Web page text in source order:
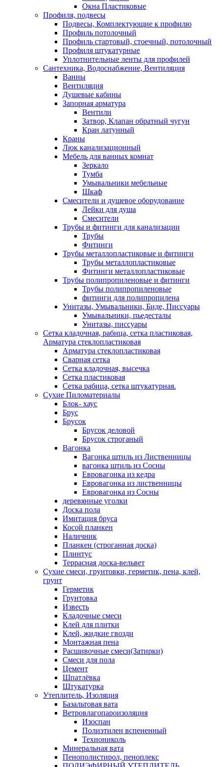
Окна Пластиковые
Профиля, подвесы
Подвесы, Комплектующие к профилю
Профиль потолочный
Профиль стартовый, стоечный, потолочный
Профиля штукатурные
Уплотнительные ленты для профилей
Сантехника, Водоснабжение, Вентиляция
Ванны
Вентиляция
Душевые кабины
Запорная арматура
Вентили
Затвор, Клапан обратный чугун
Кран латунный
Краны
Люк канализационный
Мебель для ванных комнат
Зеркало
Тумба
Умывальники мебельные
Шкаф
Смесители и душевое оборудование
Лейки для душа
Смесители
Трубы и фитинги для канализации
Трубы
Фитинги
Трубы металлопластиковые и фитинги
Трубы металлопластиковые
Фитинги металлопластиковые
Трубы полипропиленовые и фитинги
Трубы полипропиленовые
фитинги для полипропилена
Унитазы, Умывальники, Биде, Писсуары
Умывальники, пьедесталы
Унитазы, писсуары
Сетка кладочная, рабица, сетка пластиковая,
Арматура стеклопластиковая
Арматура стеклопластиковая
Сварная сетка
Сетка кладочная, высечка
Сетка пластиковая
Сетка рабица, сетка штукатурная.
Сухие Пиломатериалы
Блок- хаус
Брус
Брусок
Брусок деловой
Брусок строганый
Вагонка
Вагонка штиль из Лиственницы
вагонка штиль из Сосны
Евровагонка из кедра
Евровагонка из лиственницы
Евровагонка из Сосны
деревянные уголки
Доска пола
Имитация бруса
Косой планкен
Наличник
Планкен (строганная доска)
Плинтус
Террасная доска-вельвет
Сухие смеси, грунтовки, герметик, пена, клей,
грунт
Герметик
Грунтовка
Известь
Кладочные смеси
Клей для плитки
Клей, жидкие гвозди
Монтажная пена
Расшивочные смеси(Затирки)
Смеси для пола
Цемент
Шпатлёвка
Штукатурка
Утеплитель, Изоляция
Базальтовая вата
Ветровлагопароизоляция
Изоспан
Полиэтилен вспененный
Технониколь
Минеральная вата
Пенополистирол, пеноплекс